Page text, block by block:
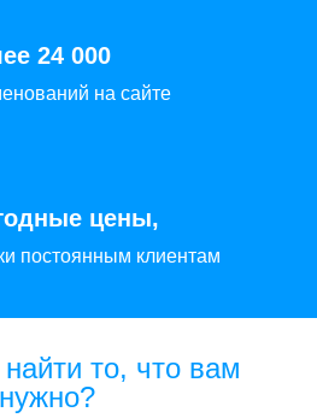
24 000
на сайте
цены,
постоянным клиентам
то, что вам
нужно?